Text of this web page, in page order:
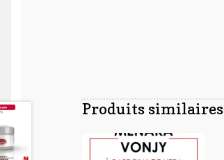
Produits similaires